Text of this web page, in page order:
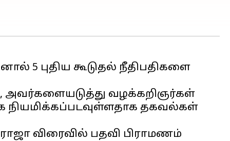
5 புதிய கூடுதல் நீதிபதிகளை
அவர்களையடுத்து வழக்கறிஞர்கள்
நியமிக்கப்படவுள்ளதாக தகவல்கள்
விரைவில் பதவி பிராமணம்